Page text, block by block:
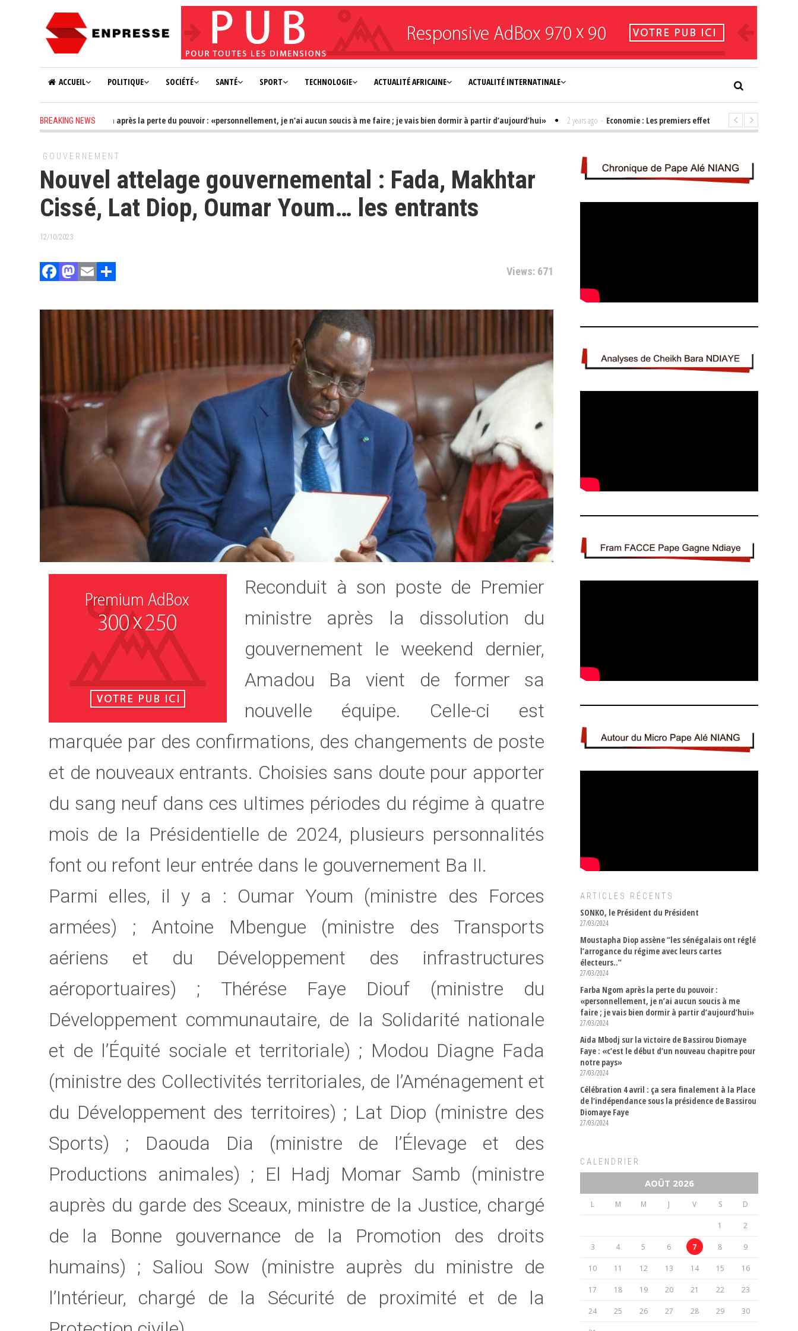
ACCUEIL POLITIQUE SOCIÉTÉ SANTÉ SPORT TECHNOLOGIE ACTUALITÉ AFRICAINE ACTUALITÉ INTERNATINALE
BREAKING NEWS
2 years ago - Farba Ngom après la perte du pouvoir : «personnellement, je n’ai aucun soucis à me faire ; je vais bien dormir à partir d’aujourd’hui» 2 years ago - Economie : Les premiers effets positifs de l'élection de
GOUVERNEMENT
Nouvel attelage gouvernemental : Fada, Makhtar
Cissé, Lat Diop, Oumar Youm… les entrants
12/10/2023
Views: 671
Facebook
Mastodon
Email
Reconduit à son poste de Premier
ministre après la dissolution du
gouvernement le weekend dernier,
Amadou Ba vient de former sa
nouvelle équipe. Celle-ci est
marquée par des confirmations, des changements de poste
et de nouveaux entrants. Choisies sans doute pour apporter
du sang neuf dans ces ultimes périodes du régime à quatre
mois de la Présidentielle de 2024, plusieurs personnalités
font ou refont leur entrée dans le gouvernement Ba II.
Parmi elles, il y a : Oumar Youm (ministre des Forces
armées) ; Antoine Mbengue (ministre des Transports
aériens et du Développement des infrastructures
aéroportuaires) ; Thérése Faye Diouf (ministre du
Développement communautaire, de la Solidarité nationale
et de l’Équité sociale et territoriale) ; Modou Diagne Fada
(ministre des Collectivités territoriales, de l’Aménagement et
du Développement des territoires) ; Lat Diop (ministre des
Sports) ; Daouda Dia (ministre de l’Élevage et des
Productions animales) ; El Hadj Momar Samb (ministre
auprès du garde des Sceaux, ministre de la Justice, chargé
de la Bonne gouvernance de la Promotion des droits
humains) ; Saliou Sow (ministre auprès du ministre de
l’Intérieur, chargé de la Sécurité de proximité et de la
ARTICLES RÉCENTS
SONKO, le Président du Président
27/03/2024
Moustapha Diop assène “les sénégalais ont réglé
l’arrogance du régime avec leurs cartes
électeurs..”
27/03/2024
Farba Ngom après la perte du pouvoir :
«personnellement, je n’ai aucun soucis à me
faire ; je vais bien dormir à partir d’aujourd’hui»
27/03/2024
Aida Mbodj sur la victoire de Bassirou Diomaye
Faye : «c’est le début d’un nouveau chapitre pour
notre pays»
27/03/2024
Célébration 4 avril : ça sera finalement à la Place
de l’indépendance sous la présidence de Bassirou
Diomaye Faye
27/03/2024
CALENDRIER
AOÛT 2026
L M M J V S D
1 2
3 4 5 6 7 8 9
10 11 12 13 14 15 16
17 18 19 20 21 22 23
24 25 26 27 28 29 30